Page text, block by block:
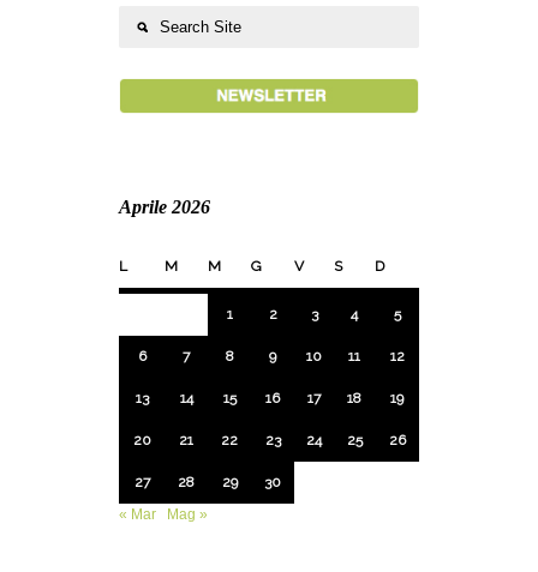
Aprile 2026
L M M G V S D
1 2 3 4 5
6 7 8 9 10 11 12
13 14 15 16 17 18 19
20 21 22 23 24 25 26
27 28 29
30
« Mar
Mag »